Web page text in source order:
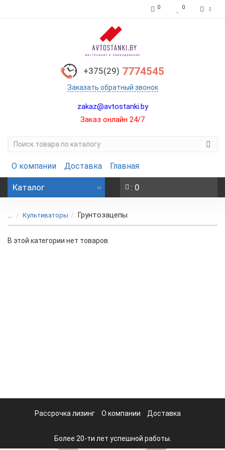
0 0
+375(29) 7774545
Заказать обратный звонок
zakaz@avtostanki.by
Заказ онлайн 24/7
О компании Доставка Главная
Каталог : 0
... Культиваторы Грунтозацепы
В этой категории нет товаров.
Рассрочка лизинг О компании Доставка
Более 20-ти лет успешной работы.